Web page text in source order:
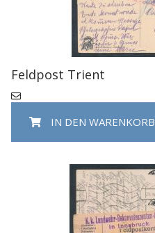
Feldpost Trient
IN DEN WARENKORB